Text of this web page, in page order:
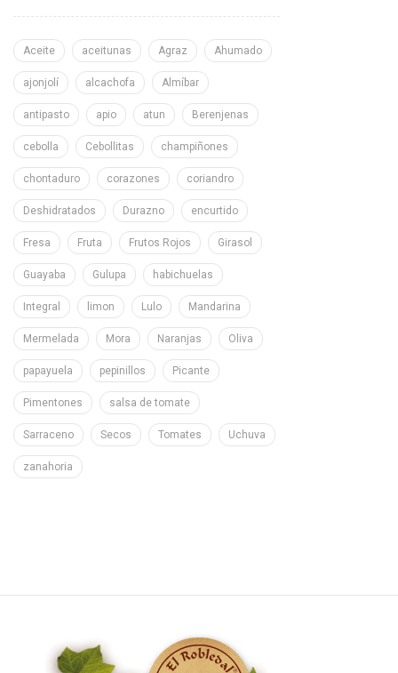
Aceite aceitunas Agraz Ahumado
ajonjolí alcachofa Almíbar
antipasto apio atun Berenjenas
cebolla Cebollitas champiñones
chontaduro corazones coriandro
Deshidratados Durazno encurtido
Fresa Fruta Frutos Rojos Girasol
Guayaba Gulupa habichuelas
Integral limon Lulo Mandarina
Mermelada Mora Naranjas Oliva
papayuela pepinillos Picante
Pimentones salsa de tomate
Sarraceno Secos Tomates Uchuva
zanahoria